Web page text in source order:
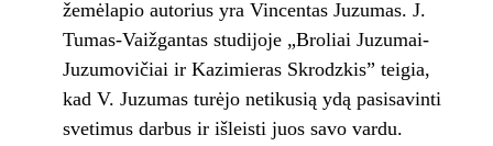
žemėlapio autorius yra Vincentas Juzumas. J.
Tumas-Vaižgantas studijoje „Broliai Juzumai-
Juzumovičiai ir Kazimieras Skrodzkis” teigia,
kad V. Juzumas turėjo netikusią ydą pasisavinti
svetimus darbus ir išleisti juos savo vardu.